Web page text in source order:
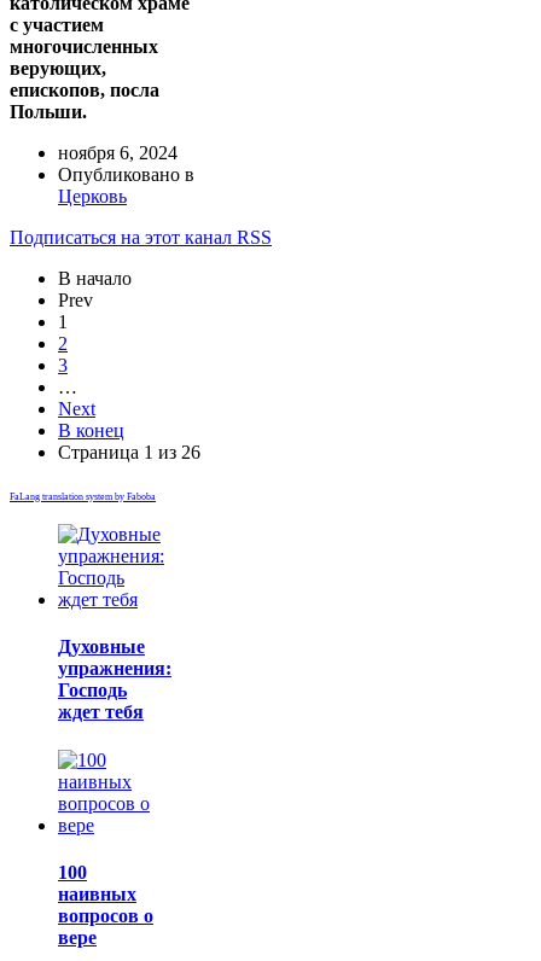
с участием
многочисленных
верующих,
епископов, посла
Польши.
ноября 6, 2024
Опубликовано в
Церковь
Подписаться на этот канал RSS
В начало
Prev
1
2
3
…
Next
В конец
Страница 1 из 26
FaLang translation system by Faboba
Духовные
упражнения:
Господь
ждет тебя
100
наивных
вопросов о
вере